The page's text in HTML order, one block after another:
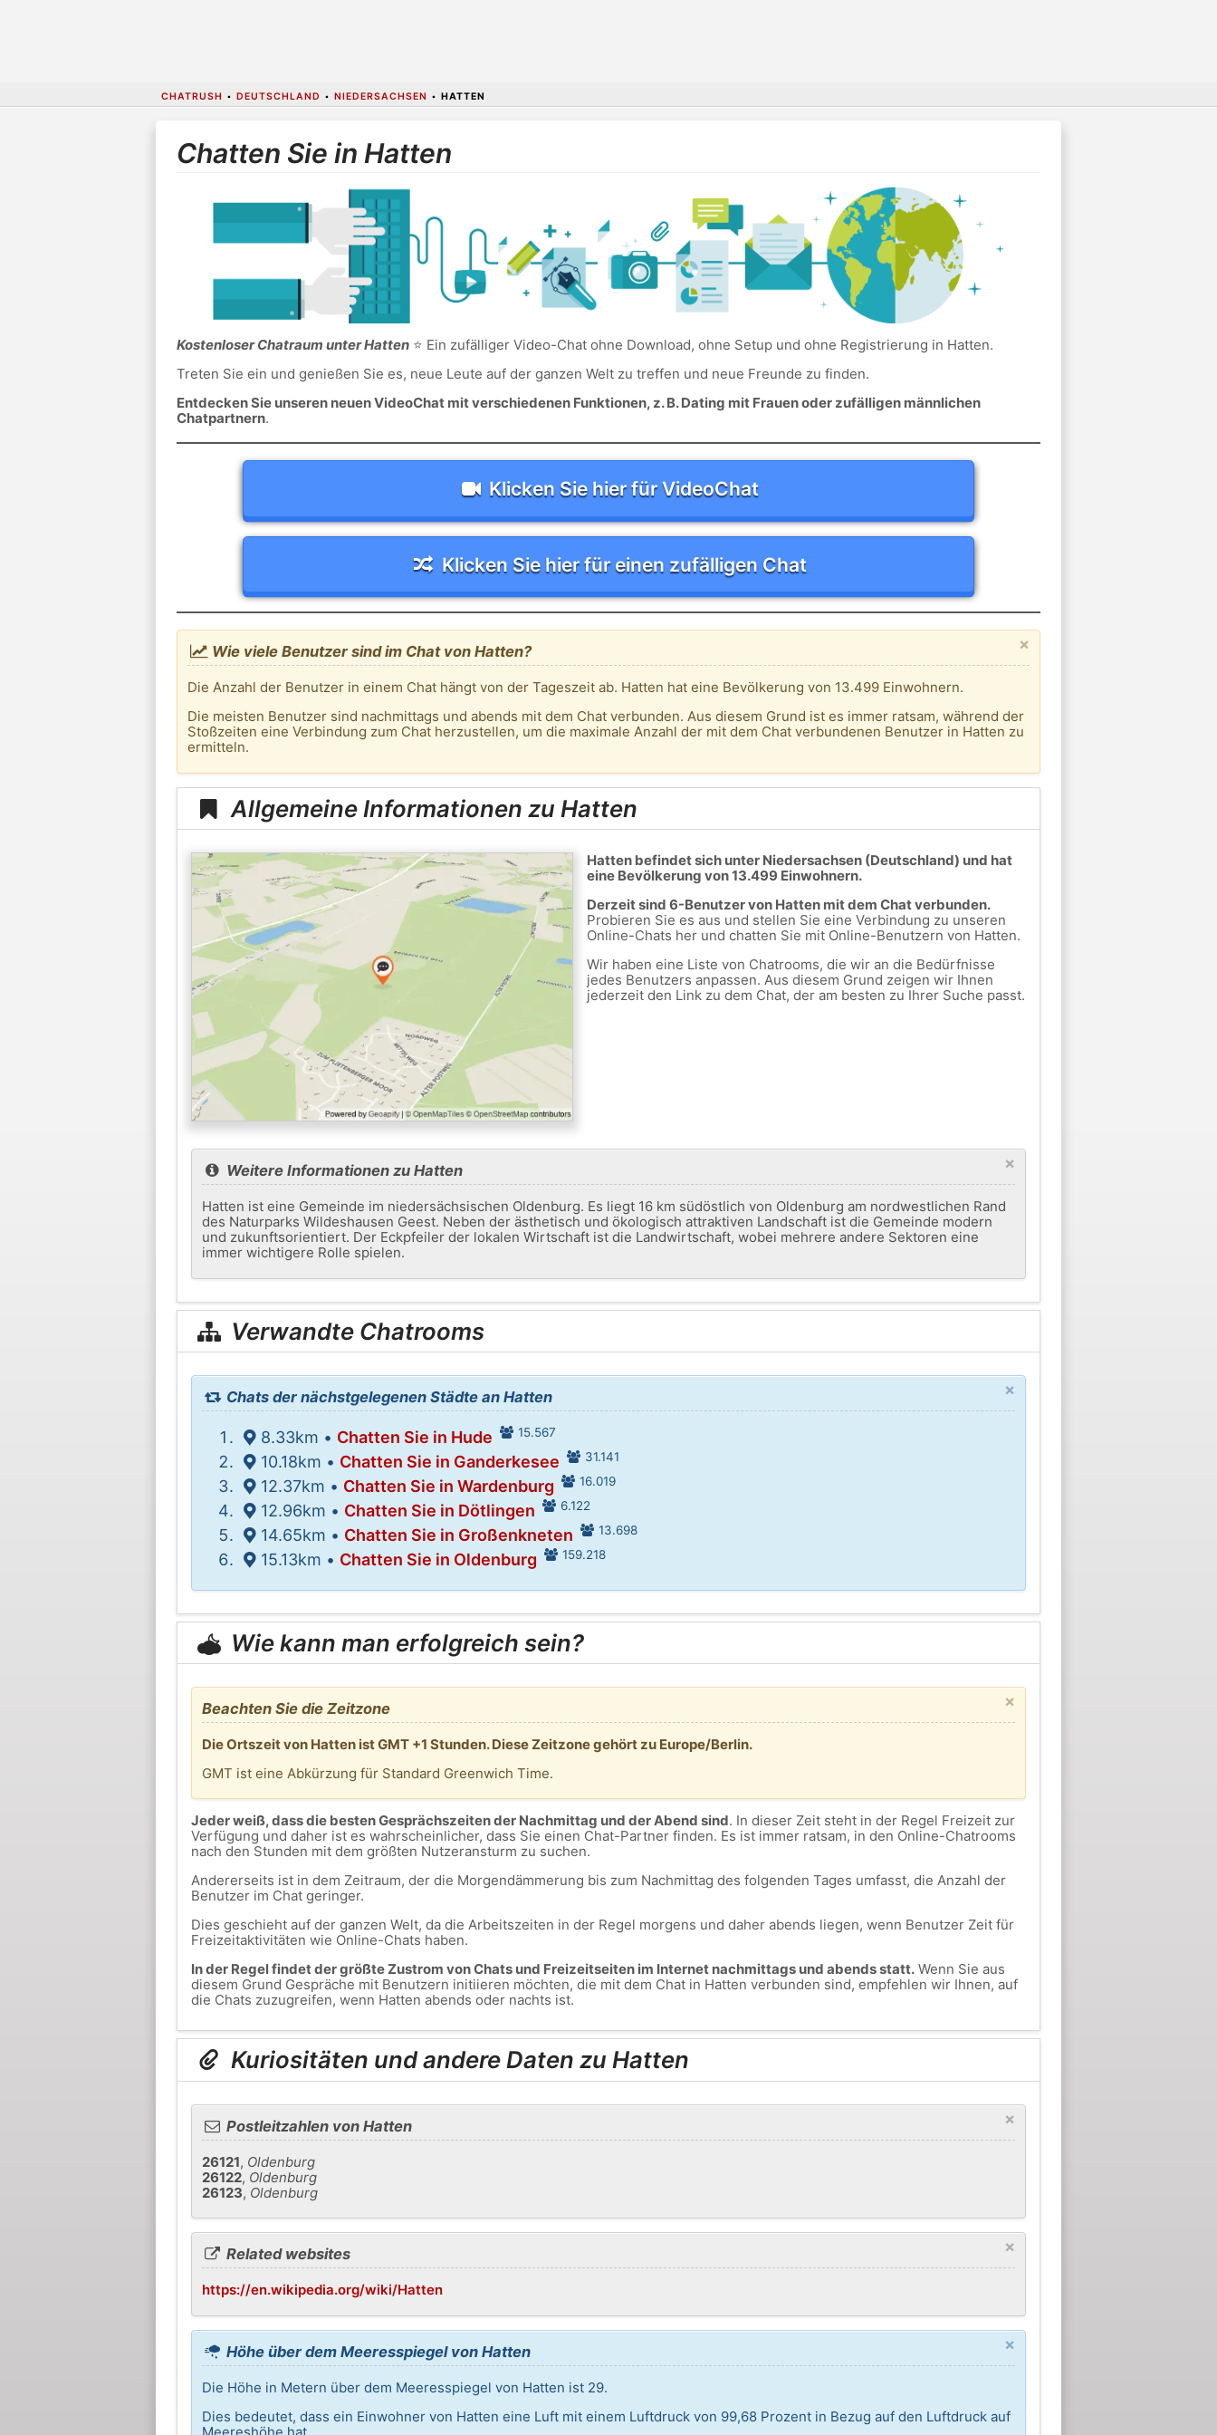
CHATRUSH • DEUTSCHLAND • NIEDERSACHSEN • HATTEN
Chatten Sie in Hatten
Kostenloser Chatraum unter Hatten⭐ Ein zufälliger Video-Chat ohne Download, ohne Setup und ohne Registrierung in Hatten.
Treten Sie ein und genießen Sie es, neue Leute auf der ganzen Welt zu treffen und neue Freunde zu finden.
Entdecken Sie unseren neuen VideoChat mit verschiedenen Funktionen, z. B. Dating mit Frauen oder zufälligen männlichen
Chatpartnern.
Klicken Sie hier für VideoChat
Klicken Sie hier für einen zufälligen Chat
×
Wie viele Benutzer sind im Chat von Hatten?
Die Anzahl der Benutzer in einem Chat hängt von der Tageszeit ab. Hatten hat eine Bevölkerung von 13.499 Einwohnern.
Die meisten Benutzer sind nachmittags und abends mit dem Chat verbunden. Aus diesem Grund ist es immer ratsam, während der
Stoßzeiten eine Verbindung zum Chat herzustellen, um die maximale Anzahl der mit dem Chat verbundenen Benutzer in Hatten zu
ermitteln.
Allgemeine Informationen zu Hatten
Hatten befindet sich unter Niedersachsen (Deutschland) und hat
eine Bevölkerung von 13.499 Einwohnern.
Derzeit sind 6-Benutzer von Hatten mit dem Chat verbunden.
Probieren Sie es aus und stellen Sie eine Verbindung zu unseren
Online-Chats her und chatten Sie mit Online-Benutzern von Hatten.
Wir haben eine Liste von Chatrooms, die wir an die Bedürfnisse
jedes Benutzers anpassen. Aus diesem Grund zeigen wir Ihnen
jederzeit den Link zu dem Chat, der am besten zu Ihrer Suche passt.
×
Weitere Informationen zu Hatten
Hatten ist eine Gemeinde im niedersächsischen Oldenburg. Es liegt 16 km südöstlich von Oldenburg am nordwestlichen Rand
des Naturparks Wildeshausen Geest. Neben der ästhetisch und ökologisch attraktiven Landschaft ist die Gemeinde modern
und zukunftsorientiert. Der Eckpfeiler der lokalen Wirtschaft ist die Landwirtschaft, wobei mehrere andere Sektoren eine
immer wichtigere Rolle spielen.
Verwandte Chatrooms
×
Chats der nächstgelegenen Städte an Hatten
8.33km • Chatten Sie in Hude 15.567
10.18km • Chatten Sie in Ganderkesee 31.141
12.37km • Chatten Sie in Wardenburg 16.019
12.96km • Chatten Sie in Dötlingen 6.122
14.65km • Chatten Sie in Großenkneten 13.698
15.13km • Chatten Sie in Oldenburg 159.218
Wie kann man erfolgreich sein?
×
Beachten Sie die Zeitzone
Die Ortszeit von Hatten ist GMT +1 Stunden. Diese Zeitzone gehört zu Europe/Berlin.
GMT ist eine Abkürzung für Standard Greenwich Time.
Jeder weiß, dass die besten Gesprächszeiten der Nachmittag und der Abend sind. In dieser Zeit steht in der Regel Freizeit zur
Verfügung und daher ist es wahrscheinlicher, dass Sie einen Chat-Partner finden. Es ist immer ratsam, in den Online-Chatrooms
nach den Stunden mit dem größten Nutzeransturm zu suchen.
Andererseits ist in dem Zeitraum, der die Morgendämmerung bis zum Nachmittag des folgenden Tages umfasst, die Anzahl der
Benutzer im Chat geringer.
Dies geschieht auf der ganzen Welt, da die Arbeitszeiten in der Regel morgens und daher abends liegen, wenn Benutzer Zeit für
Freizeitaktivitäten wie Online-Chats haben.
In der Regel findet der größte Zustrom von Chats und Freizeitseiten im Internet nachmittags und abends statt.Wenn Sie aus
diesem Grund Gespräche mit Benutzern initiieren möchten, die mit dem Chat in Hatten verbunden sind, empfehlen wir Ihnen, auf
die Chats zuzugreifen, wenn Hatten abends oder nachts ist.
Kuriositäten und andere Daten zu Hatten
×
Postleitzahlen von Hatten
26121, Oldenburg
26122, Oldenburg
26123, Oldenburg
×
Related websites
https://en.wikipedia.org/wiki/Hatten
×
Höhe über dem Meeresspiegel von Hatten
Die Höhe in Metern über dem Meeresspiegel von Hatten ist 29.
Dies bedeutet, dass ein Einwohner von Hatten eine Luft mit einem Luftdruck von 99,68 Prozent in Bezug auf den Luftdruck auf
Meereshöhe hat.